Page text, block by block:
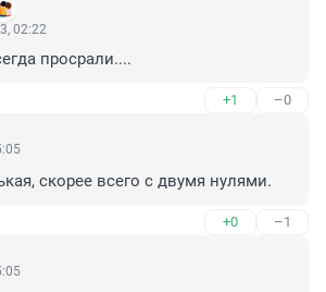
02:22
просрали....
+1 –0
скорее всего с двумя нулями.
+0 –1